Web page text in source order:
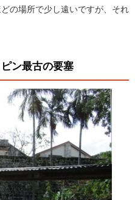
の場所で少し遠いですが、それ
ン最古の要塞